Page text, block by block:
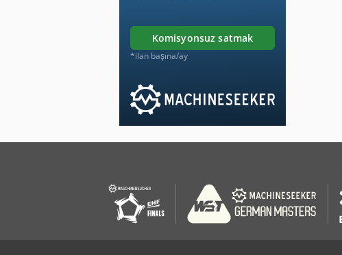
komisyonsuz satmak
*ilan başına/ay